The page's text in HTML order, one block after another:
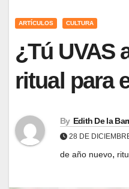
ARTÍCULOS CULTURA
¿Tú UVAS
ritual para
By Edith De la
28 DE
de año nuevo,